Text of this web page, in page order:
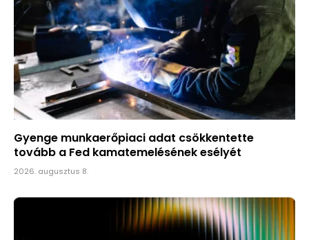
Gyenge munkaerőpiaci adat csökkentette
tovább a Fed kamatemelésének esélyét
2026. augusztus 8.